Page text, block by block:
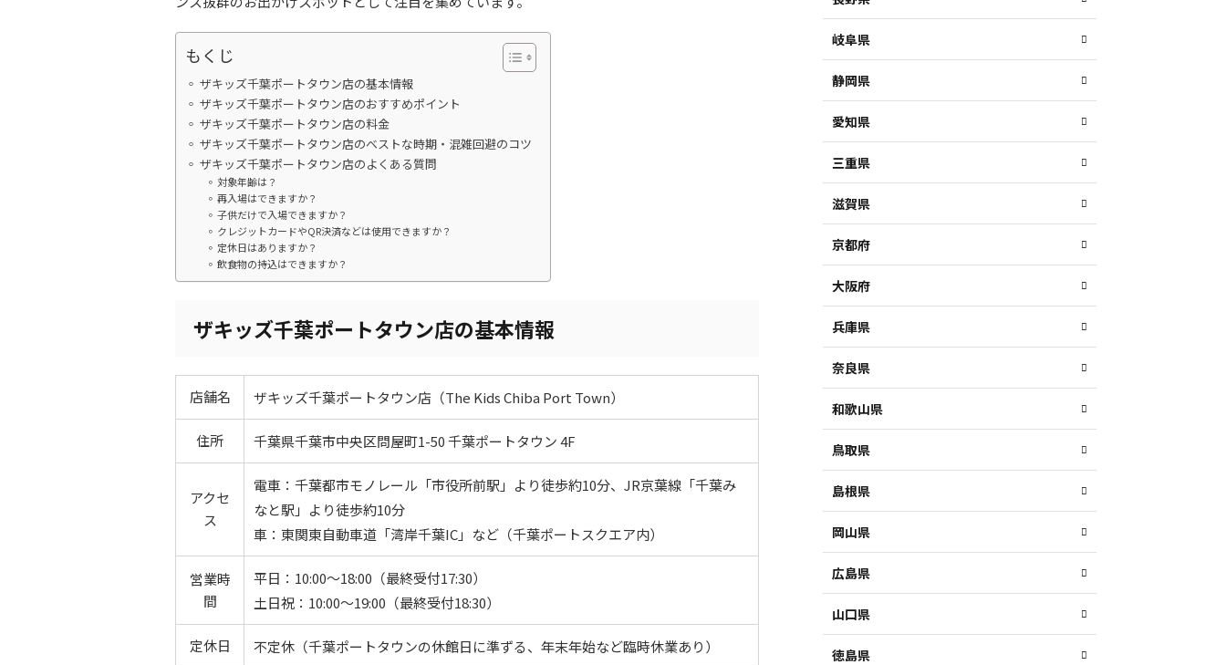
もくじ
ザキッズ千葉ポートタウン店の基本情報
ザキッズ千葉ポートタウン店のおすすめポイント
ザキッズ千葉ポートタウン店の料金
ザキッズ千葉ポートタウン店のベストな時期・混雑回避のコツ
ザキッズ千葉ポートタウン店のよくある質問
対象年齢は？
再入場はできますか？
子供だけで入場できますか？
クレジットカードやQR決済などは使用できますか？
定休日はありますか？
飲食物の持込はできますか？
ザキッズ千葉ポートタウン店の基本情報
店舗名 ザキッズ千葉ポートタウン店（The Kids Chiba Port Town）
住所 千葉県千葉市中央区問屋町1-50 千葉ポートタウン 4F
アクセ
ス
電車：千葉都市モノレール「市役所前駅」より徒歩約10分、JR京葉線「千葉み
なと駅」より徒歩約10分
車：東関東自動車道「湾岸千葉IC」など（千葉ポートスクエア内）
営業時
間
平日：10:00〜18:00（最終受付17:30）
土日祝：10:00〜19:00（最終受付18:30）
定休日 不定休（千葉ポートタウンの休館日に準ずる、年末年始など臨時休業あり）
岐阜県
静岡県
愛知県
三重県
滋賀県
京都府
大阪府
兵庫県
奈良県
和歌山県
鳥取県
島根県
岡山県
広島県
山口県
徳島県